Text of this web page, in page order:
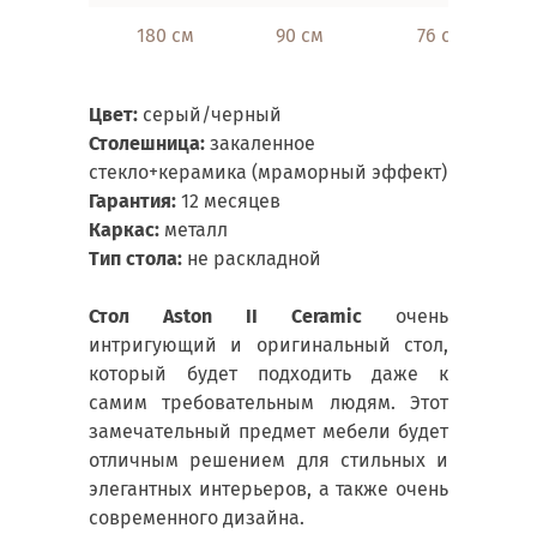
180 см 90 см 76 см
Цвет: серый/черный
Столешница: закаленное
стекло+керамика (мраморный эффект)
Гарантия: 12 месяцев
Каркас: металл
Тип стола: не раскладной
Стол Aston II Ceramic очень
интригующий и оригинальный стол,
который будет подходить даже к
самим требовательным людям. Этот
замечательный предмет мебели будет
отличным решением для стильных и
элегантных интерьеров, а также очень
современного дизайна.